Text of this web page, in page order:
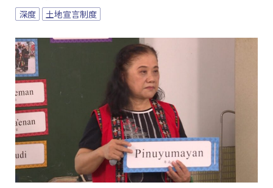
深度 土地宣言制度